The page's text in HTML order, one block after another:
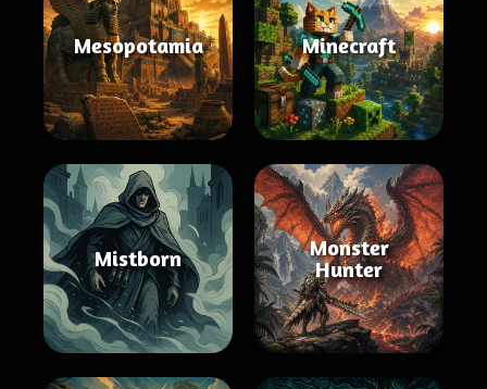
Mesopotamia Minecraft
Mistborn
Monster
Hunter